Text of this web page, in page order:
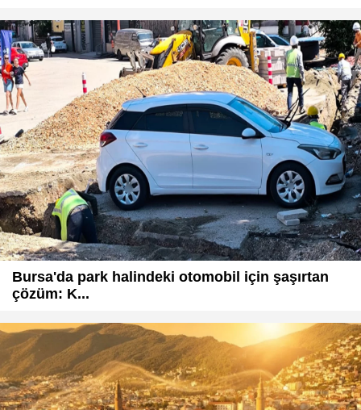
Bursa'da park halindeki otomobil için şaşırtan
çözüm: K...